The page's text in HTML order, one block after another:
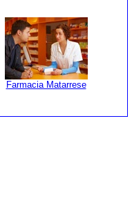
Farmacia Matarrese